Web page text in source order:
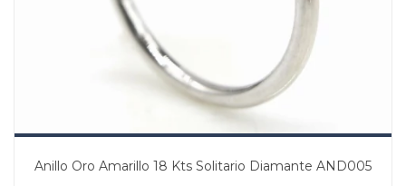
Anillo Oro Amarillo 18 Kts Solitario Diamante AND005